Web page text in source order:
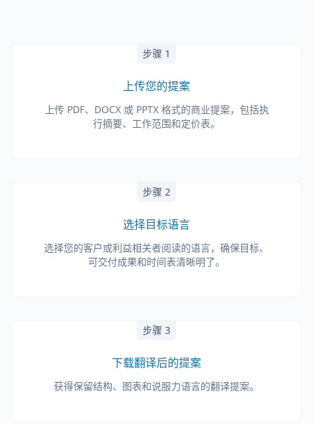
步骤 1
上传您的提案
上传 PDF、DOCX 或 PPTX 格式的商业提案，包括执
行摘要、工作范围和定价表。
步骤 2
选择目标语言
选择您的客户或利益相关者阅读的语言，确保目标、
可交付成果和时间表清晰明了。
步骤 3
下载翻译后的提案
获得保留结构、图表和说服力语言的翻译提案。